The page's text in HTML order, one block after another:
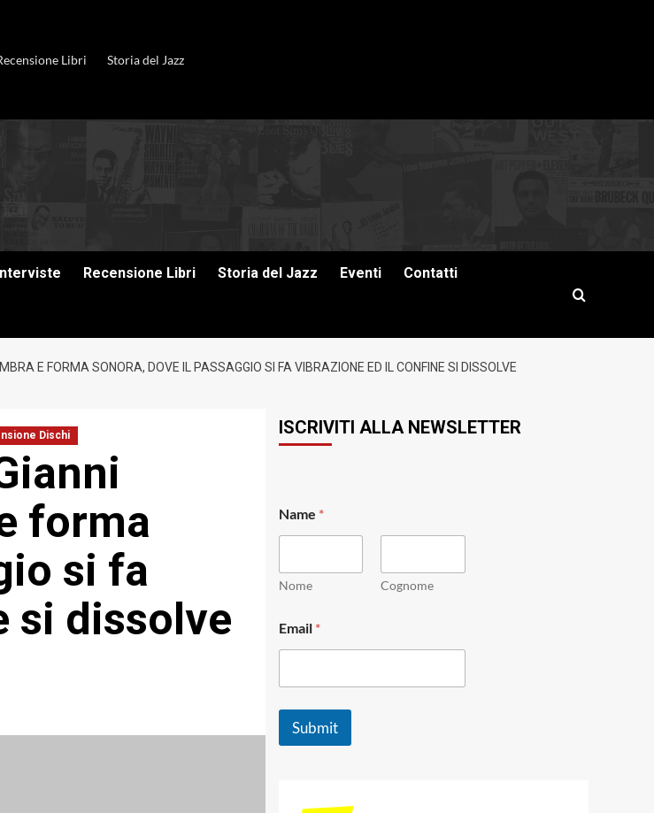
Libri Storia del Jazz
Interviste Recensione Libri Storia del Jazz Eventi Contatti
E FORMA SONORA, DOVE IL PASSAGGIO SI FA VIBRAZIONE ED IL CONFINE SI DISSOLVE
Dischi
forma
si fa
si dissolve
ISCRIVITI ALLA NEWSLETTER
Name *
Nome Cognome
a
m
*
Email *
Submit